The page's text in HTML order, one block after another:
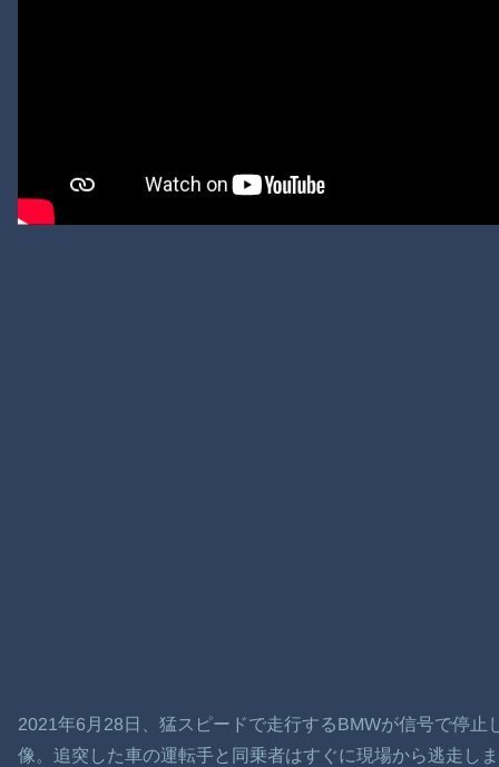
2021年6月28日、猛スピードで走行するBMWが信号で停
像。追突した車の運転手と同乗者はすぐに現場から逃走し